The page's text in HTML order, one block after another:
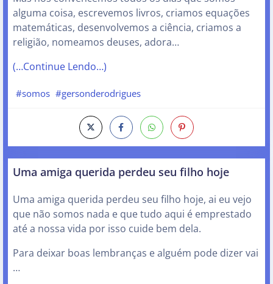
alguma coisa, escrevemos livros, criamos equações
matemáticas, desenvolvemos a ciência, criamos a
religião, nomeamos deuses, adora…
(…Continue Lendo…)
#somos #gersonderodrigues
Uma amiga querida perdeu seu filho hoje
Uma amiga querida perdeu seu filho hoje, ai eu vejo
que não somos nada e que tudo aqui é emprestado
até a nossa vida por isso cuide bem dela.
Para deixar boas lembranças e alguém pode dizer vai
…